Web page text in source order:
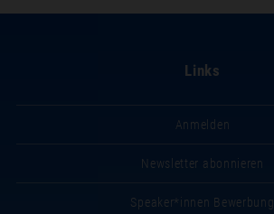
Links
Anmelden
Newsletter abonnieren
Speaker*innen Bewerbung